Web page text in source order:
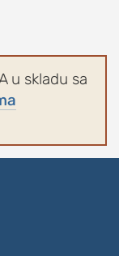
u skladu sa